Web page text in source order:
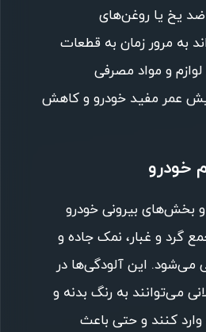
یخ یا روغن‌های
به مرور زمان به قطعات
و مواد مصرفی
عمر مفید خودرو و کاهش
و بخش‌های بیرونی خودرو
گرد و غبار، نمک جاده و
می‌شود. این آلودگی‌ها در
می‌توانند به رنگ بدنه و
کنند و حتی باعث